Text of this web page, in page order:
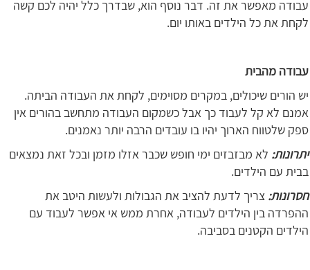
עבודה מאפשר את זה. דבר נוסף הוא, שבדרך כלל יהיה לכם קשה
לקחת את כל הילדים באותו יום.
עבודה מהבית
יש הורים שיכולים, במקרים מסוימים, לקחת את העבודה הביתה.
אמנם לא קל לעבוד כך אבל כשמקום העבודה מתחשב בהורים אין
ספק שלטווח הארוך יהיו בו עובדים הרבה יותר נאמנים.
יתרונות: לא מבזבזים ימי חופש שכבר אזלו מזמן ובכל זאת נמצאים
בבית עם הילדים.
חסרונות: צריך לדעת להציב את הגבולות ולעשות היטב את
ההפרדה בין הילדים לעבודה, אחרת ממש אי אפשר לעבוד עם
הילדים הקטנים בסביבה.